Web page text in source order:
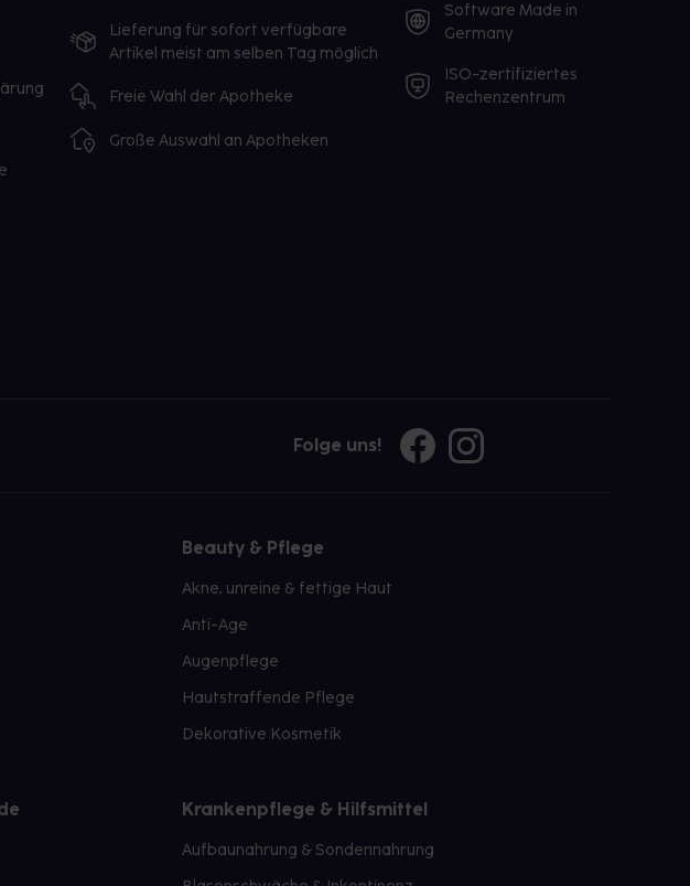
Lieferung für sofort verfügbare
Artikel meist am selben Tag möglich
Freie Wahl der Apotheke
Große Auswahl an Apotheken
Software Made in
Germany
ISO-zertifiziertes
Rechenzentrum
Folge uns!
Beauty & Pflege
Akne, unreine & fettige Haut
Anti-Age
Augenpflege
Hautstraffende Pflege
Dekorative Kosmetik
Krankenpflege & Hilfsmittel
Aufbaunahrung & Sondennahrung